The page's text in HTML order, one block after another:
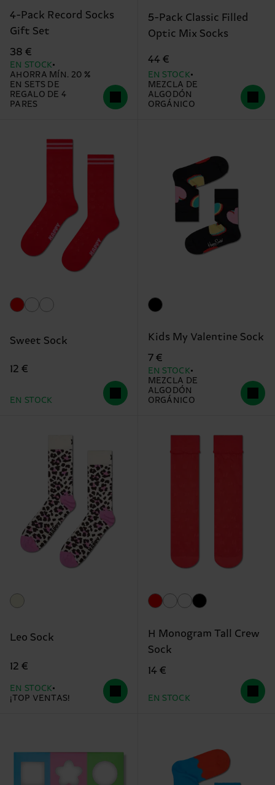
4-Pack Record Socks
Gift Set
38 €
EN STOCK
AHORRA MÍN. 20 %
EN SETS DE
REGALO DE 4
PARES
5-Pack Classic Filled
Optic Mix Socks
44 €
EN STOCK
MEZCLA DE
ALGODÓN
ORGÁNICO
Sweet Sock
12 €
EN STOCK
Kids My Valentine Sock
7 €
EN STOCK
MEZCLA DE
ALGODÓN
ORGÁNICO
Leo Sock
12 €
EN STOCK
¡TOP VENTAS!
H Monogram Tall Crew
Sock
14 €
EN STOCK